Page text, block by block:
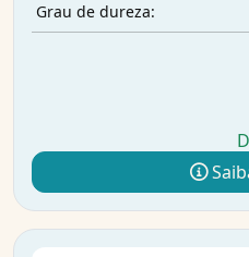
Grau de dureza: